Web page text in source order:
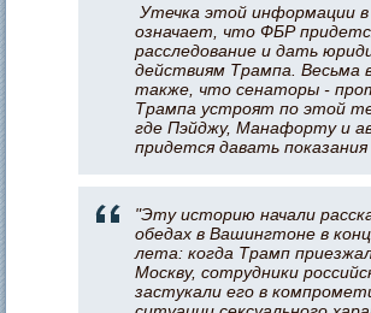
Утечка этой информации в
означает, что ФБР
расследование и дать
действиям Трампа. Весьма
также, что сенаторы -
Трампа устроят по этой
где Пэйджу, Манафорту и
придется давать показания
"Эту историю начали
обедах в Вашингтоне в
лета: когда Трамп
Москву, сотрудники
застукали его в